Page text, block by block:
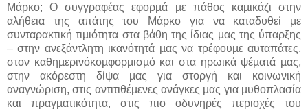
Μάρκο; Ο συγγραφέας εφορµά µε πάθος καµικάζι στην
αλήθεια της απάτης του Μάρκο για να καταδυθεί µε
συνταρακτική τιµιότητα στα βάθη της ίδιας µας της ύπαρξης
– στην ανεξάντλητη ικανότητά µας να τρέφουµε αυταπάτες,
στον καθηµερινόκοµφορµισµό και στα ηρωικά ψέµατά µας,
στην ακόρεστη δίψα µας για στοργή και κοινωνική
αναγνώριση, στις αντιτιθέµενες ανάγκες µας για µυθοπλασία
και πραγµατικότητα, στις πιο οδυνηρές περιοχές του